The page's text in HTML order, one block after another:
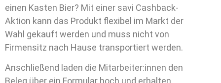
einen Kasten Bier? Mit einer savi Cashback-
Aktion kann das Produkt flexibel im Markt der
Wahl gekauft werden und muss nicht von
Firmensitz nach Hause transportiert werden.
Anschließend laden die Mitarbeiter:innen den
Beleg über ein Formular hoch und erhalten